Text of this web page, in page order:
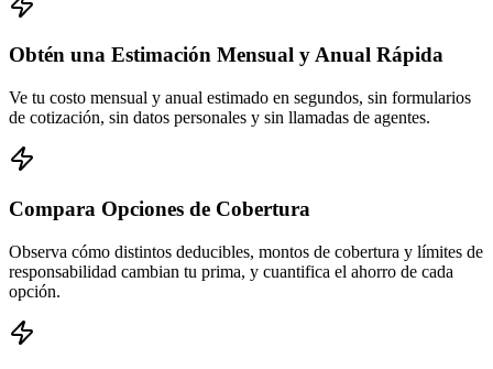
Obtén una Estimación Mensual y Anual Rápida
Ve tu costo mensual y anual estimado en segundos, sin formularios
de cotización, sin datos personales y sin llamadas de agentes.
Compara Opciones de Cobertura
Observa cómo distintos deducibles, montos de cobertura y límites de
responsabilidad cambian tu prima, y cuantifica el ahorro de cada
opción.